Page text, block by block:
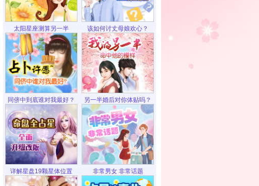
太阳星座测算另一半 该如何讨丈母娘欢心？
同侪中到底谁对我最好？ 另一半婚后对你体贴吗？
详解星盘19颗星体位置 非常男女 非常话题